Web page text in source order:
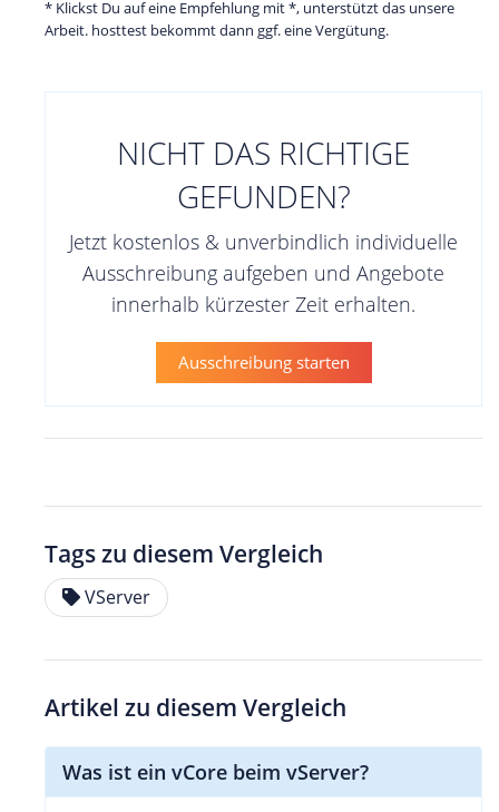
* Klickst Du auf eine Empfehlung mit *, unterstützt das unsere
Arbeit. hosttest bekommt dann ggf. eine Vergütung.
NICHT DAS RICHTIGE
GEFUNDEN?
Jetzt kostenlos & unverbindlich individuelle
Ausschreibung aufgeben und Angebote
innerhalb kürzester Zeit erhalten.
Ausschreibung starten
Tags zu diesem Vergleich
VServer
Artikel zu diesem Vergleich
Was ist ein vCore beim vServer?